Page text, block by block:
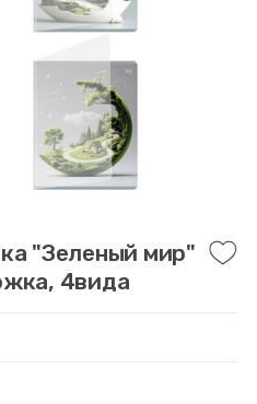
"Зеленый мир"
4вида